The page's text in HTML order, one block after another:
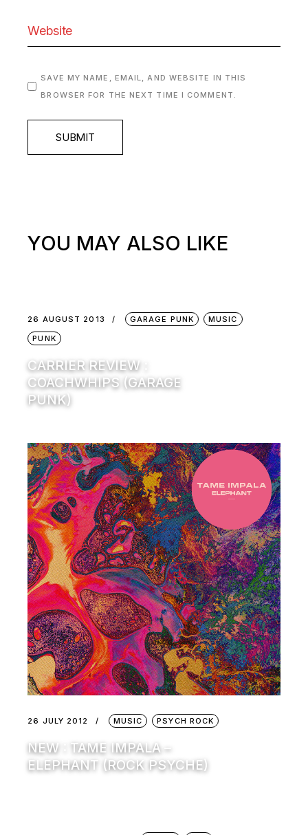
SAVE MY NAME, EMAIL, AND WEBSITE IN THIS
BROWSER FOR THE NEXT TIME I COMMENT.
SUBMIT
YOU MAY ALSO LIKE
26 AUGUST 2013 GARAGE PUNK
MUSIC
PUNK
CARRIER REVIEW :
COACHWHIPS (GARAGE
PUNK)
26 JULY 2012 MUSIC PSYCH ROCK
NEW : TAME IMPALA –
ELEPHANT (ROCK PSYCHE)